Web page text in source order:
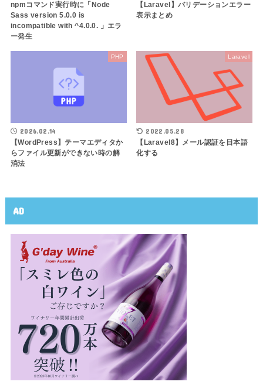
npmコマンド実行時に「Node
Sass version 5.0.0 is
incompatible with ^4.0.0. 」エラ
ー発生
【Laravel】バリデーションエラー
表示まとめ
PHP
2026.02.14
【WordPress】テーマエディタか
らファイル更新ができない時の解
消法
Laravel
2022.05.28
【Laravel8】メール認証を日本語
化する
AD